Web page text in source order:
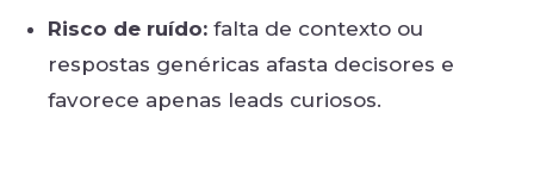
Risco de ruído: falta de contexto ou
respostas genéricas afasta decisores e
favorece apenas leads curiosos.